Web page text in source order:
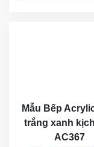
Mẫu Bếp
trắng xanh
AC367